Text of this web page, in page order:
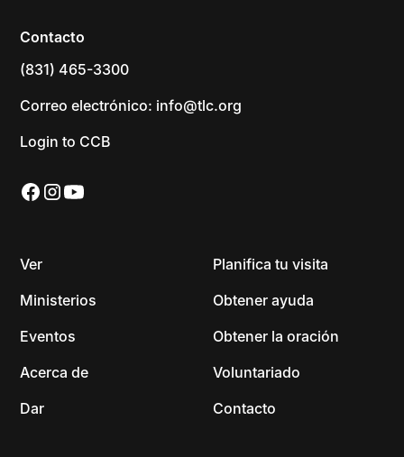
Contacto
(831) 465-3300
Correo electrónico: info@tlc.org
Login to CCB
Ver
Ministerios
Eventos
Acerca de
Dar
Planifica tu visita
Obtener ayuda
Obtener la oración
Voluntariado
Contacto